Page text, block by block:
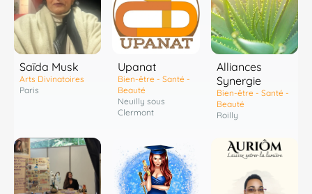
Saïda Musk
Arts Divinatoires
Paris
Upanat
Bien-être - Santé -
Beauté
Neuilly sous
Clermont
Alliances
Synergie
Bien-être - Santé -
Beauté
Roilly